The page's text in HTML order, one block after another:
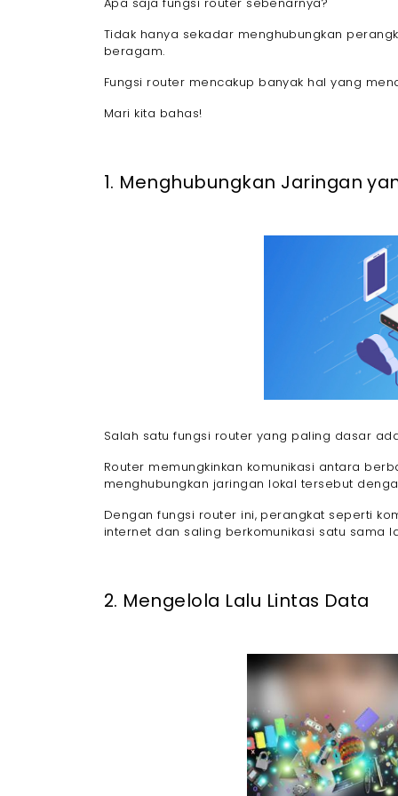
Apa saja fungsi router sebenarnya?
Tidak hanya sekadar menghubungkan
beragam.
Fungsi router mencakup banyak hal yang
Mari kita bahas!
1. Menghubungkan Jaringan
Salah satu fungsi router yang paling dasar
Router memungkinkan komunikasi antara
menghubungkan jaringan lokal tersebut
Dengan fungsi router ini, perangkat seperti
internet dan saling berkomunikasi satu sama
2. Mengelola Lalu Lintas Data